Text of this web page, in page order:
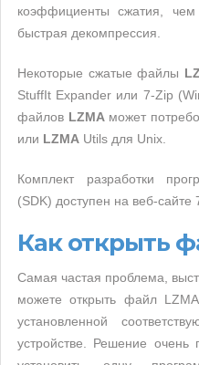
коэффициенты сжатия,
быстрая декомпрессия.
Некоторые сжатые файлы
StuffIt Expander или 7-Zip
файлов LZMAможет
или LZMA Utils для Unix.
Комплект разработки
(SDK) доступен на веб-сайте
Как открыть
Самая частая проблема,
можете открыть файл LZMA
установленной
устройстве. Решение очень